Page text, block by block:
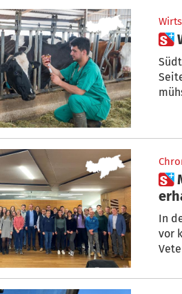
 Mehrere Tierärzte gehen in Pension: „Versorgung der Tiere
In
vor